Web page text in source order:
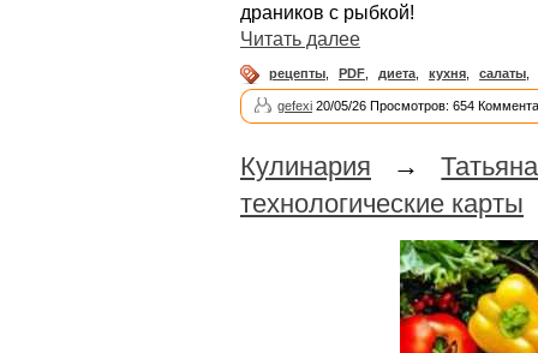
драников с рыбкой!
Читать далее
рецепты PDF диета кухня салаты
gefexi 20/05/26 Просмотров: 654
Кулинария →
технологические карты